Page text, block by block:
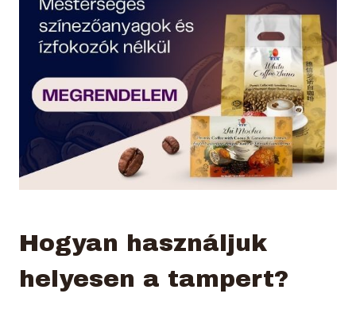
Hogyan használjuk
helyesen a tampert?